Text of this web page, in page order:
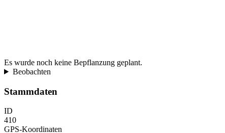
Es wurde noch keine Bepflanzung geplant.
Beobachten
Stammdaten
ID
410
GPS-Koordinaten